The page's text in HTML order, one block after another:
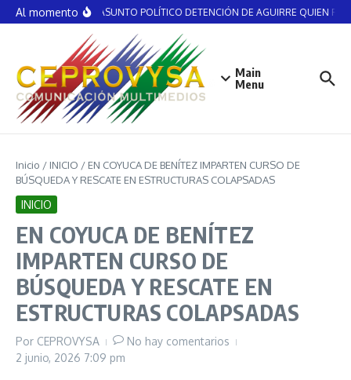
Saltar al contenido
Al momentoNO ES ASUNTO POLÍTICO DETENCIÓN DE AGUIRRE QUIEN
Main
Menu
Inicio / INICIO / EN COYUCA DE BENÍTEZ IMPARTEN CURSO DE
BÚSQUEDA Y RESCATE EN ESTRUCTURAS COLAPSADAS
INICIO
EN COYUCA DE BENÍTEZ
IMPARTEN CURSO DE
BÚSQUEDA Y RESCATE EN
ESTRUCTURAS COLAPSADAS
Por CEPROVYSA
No hay comentarios
2 junio, 2026 7:09 pm